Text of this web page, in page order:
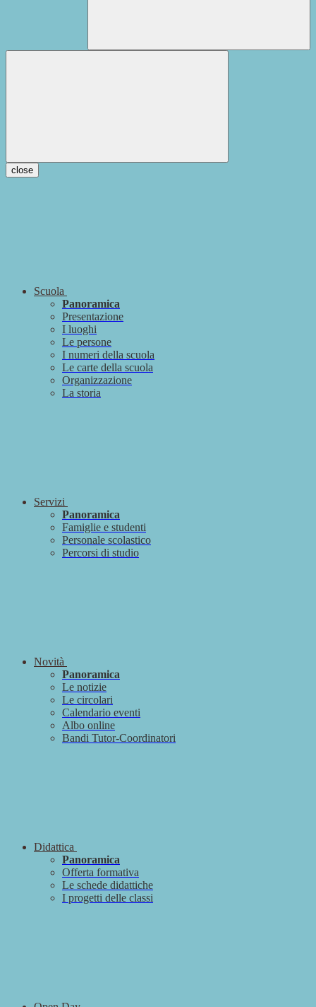
close
Scuola
Panoramica
Presentazione
I luoghi
Le persone
I numeri della scuola
Le carte della scuola
Organizzazione
La storia
Servizi
Panoramica
Famiglie e studenti
Personale scolastico
Percorsi di studio
Novità
Panoramica
Le notizie
Le circolari
Calendario eventi
Albo online
Bandi Tutor-Coordinatori
Didattica
Panoramica
Offerta formativa
Le schede didattiche
I progetti delle classi